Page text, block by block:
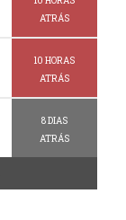
ATRÁS
10 HORAS
ATRÁS
8 DIAS
ATRÁS